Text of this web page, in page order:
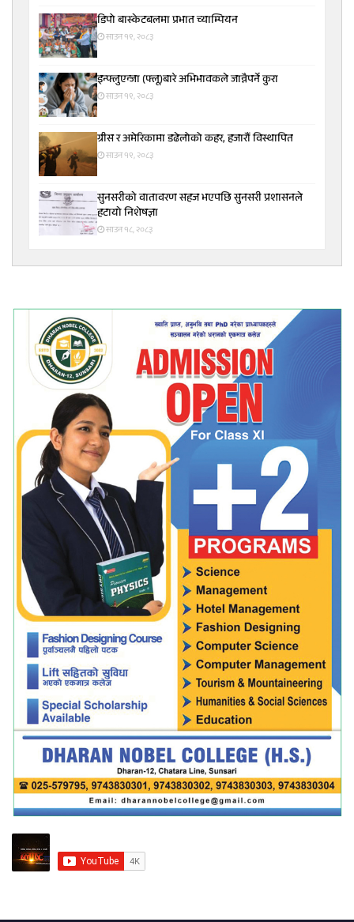
डिपो बास्केटबलमा प्रभात च्याम्पियन
साउन १९, २०८३
इन्फ्लुएन्जा (फ्लू)बारे अभिभावकले जान्नैपर्ने कुरा
साउन १९, २०८३
ग्रीस र अमेरिकामा डढेलोको कहर, हजारौं विस्थापित
साउन १९, २०८३
सुनसरीकाे वातावरण सहज भएपछि सुनसरी प्रशासनले
हटायाे निशेषज्ञा
साउन १८, २०८३